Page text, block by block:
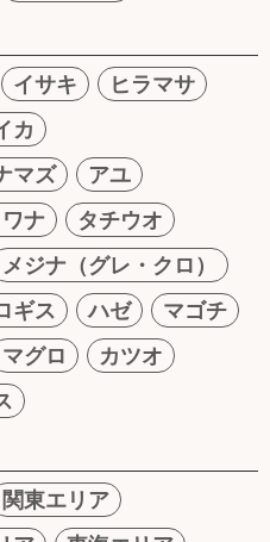
イサキ
ヒラマサ
カ
マズ
アユ
ナ
タチウオ
メジナ（グレ・クロ）
ギス ハゼ
マゴチ
マグロ
カツオ
関東エリア